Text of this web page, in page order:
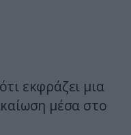
εκφράζει μια
μέσα στο